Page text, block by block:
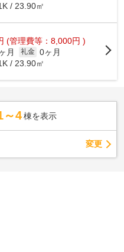
/ 23.90㎡
(管理費等：8,000円 )
月 礼金 0ヶ月
/ 23.90㎡
～4 棟を表示
変更